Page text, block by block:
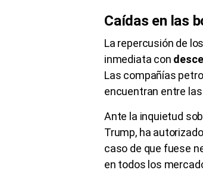
Caídas en las
La repercusión de
inmediata con
Las compañías
encuentran entre
Ante la inquietud
Trump, ha
caso de que fuese
en todos los